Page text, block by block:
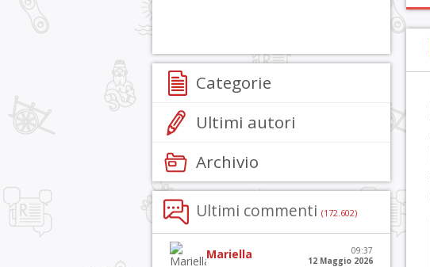
Categorie
Ultimi autori
Archivio
Ultimi commenti (172.602)
Mariella
09:37
12 Maggio 2026